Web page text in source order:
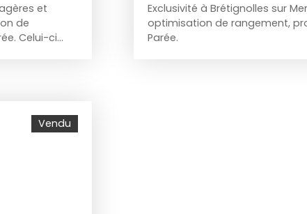
et
de
Celui-ci
Exclusivité à Brétignolles sur
optimisation de rangement,
Parée.
Vendu